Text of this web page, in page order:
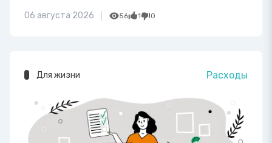
06 августа 2026 56 1 0
Для жизни Расходы